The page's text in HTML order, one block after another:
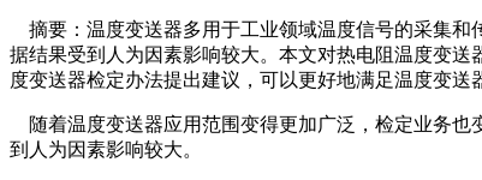
摘要：温度变送器多用于工业领域温度信号的采集和
据结果受到人为因素影响较大。本文对热电阻温度变
度变送器检定办法提出建议，可以更好地满足温度变送
随着温度变送器应用范围变得更加广泛，检定业务也
到人为因素影响较大。